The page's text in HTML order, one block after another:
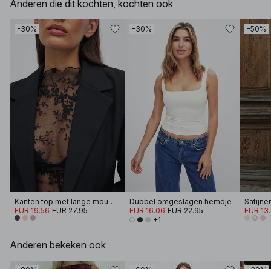
Anderen die dit kochten, kochten ook
-30%
Kanten top met lange mouwen
EUR 19.56 EUR 27.95
-30%
Dubbel omgeslagen hemdje
EUR 16.06 EUR 22.95
+1
-50%
EUR
Anderen bekeken ook